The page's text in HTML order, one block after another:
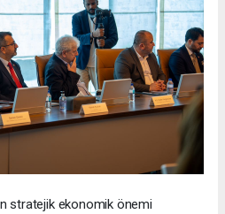
stratejik ekonomik önemi